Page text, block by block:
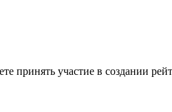
принять участие в создании